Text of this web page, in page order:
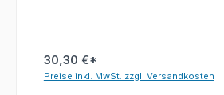
30,30 €*
Preise inkl. MwSt. zzgl. Versandkosten